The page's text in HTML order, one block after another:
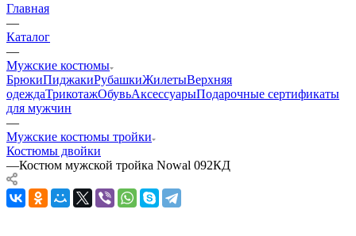
Главная
—
Каталог
—
Мужские костюмы
БрюкиПиджакиРубашкиЖилетыВерхняя
одеждаТрикотажОбувьАксессуарыПодарочные сертификаты
для мужчин
—
Мужские костюмы тройки
Костюмы двойки
—Костюм мужской тройка Nowal 092КД